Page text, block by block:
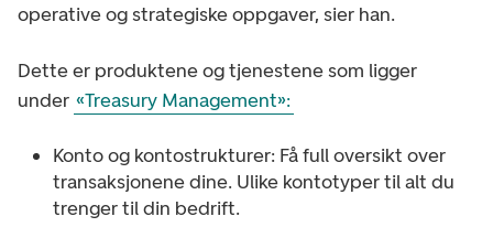
operative og strategiske oppgaver, sier han.
Dette er produktene og tjenestene som ligger
under «Treasury Management»:
Konto og kontostrukturer: Få full oversikt over
transaksjonene dine. Ulike kontotyper til alt du
trenger til din bedrift.